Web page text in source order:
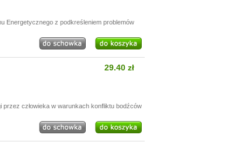
Energetycznego z podkreśleniem problemów
29.40 zł
człowieka w warunkach konfliktu bodźców